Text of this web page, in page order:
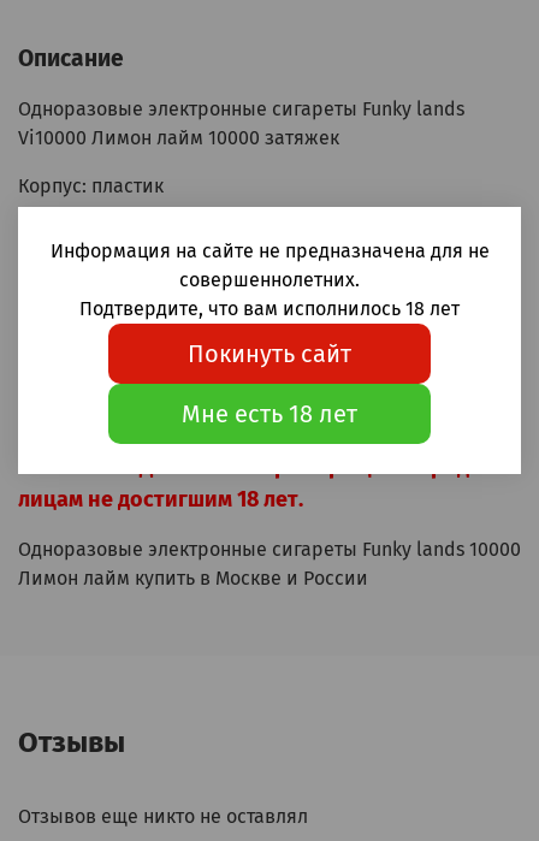
Описание
Одноразовые электронные сигареты Funky lands
Vi10000 Лимон лайм 10000 затяжек
Корпус: пластик
Бак: 18мл
Крепость: 20мг (2%)
Зарядка Type-C: +
Затяжка: MTL (тугая, сигаретная)
Индикация заряда батареи
Индикация запаса жидкости
Сеточный испаритель Mesh coil
лицам не достигшим 18 лет.
Одноразовые электронные сигареты Funky lands 10000
Лимон лайм купить в Москве и России
Отзывы
Отзывов еще никто не оставлял
Информация на сайте не предназначена для не
совершеннолетних.
Подтвердите, что вам исполнилось 18 лет
Покинуть сайт
Мне есть 18 лет